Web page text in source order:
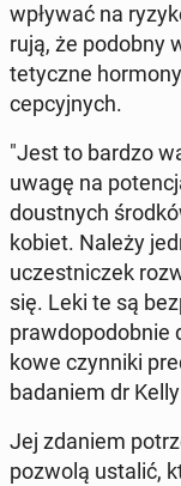
wpływać na
ru­ją, że podobny
te­tycz­ne
cep­cyj­nych.
"Jest to bardzo
uwagę na
do­ust­nych
kobiet. Należy
uczest­ni­czek
się. Leki te są
praw­do­po­dob­nie
ko­we czyn­ni­ki
ba­da­niem dr
Jej zdaniem
pozwolą ustalić,